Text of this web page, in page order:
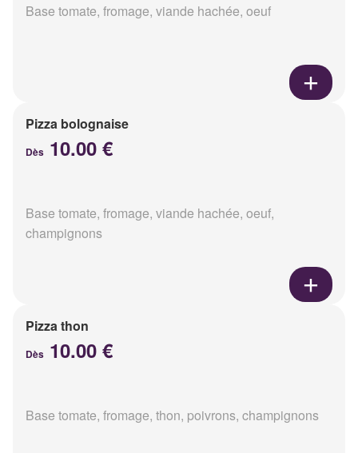
Base tomate, fromage, viande hachée, oeuf
Pizza bolognaise
Dès 10.00 €
Base tomate, fromage, viande hachée, oeuf,
champignons
Pizza thon
Dès 10.00 €
Base tomate, fromage, thon, poivrons, champignons